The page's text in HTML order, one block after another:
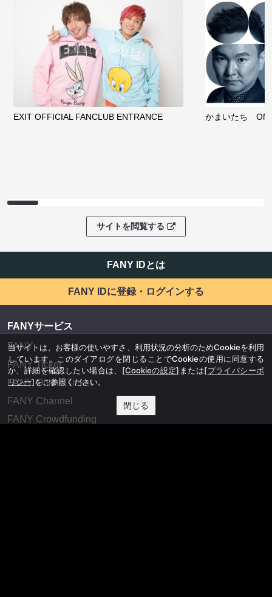
EXIT OFFICIAL FANCLUB ENTRANCE かまいたち
サイトを閲覧する
FANY IDとは
FANY IDに登録・ログインする
FANYサービス
FANY
FANY Ticket
FANY Online Ticket
FANY Channel
FANY Crowdfunding
当サイトは、お客様の使いやすさ、利用状況の分析のためCookieを利用
しています。このダイアログを閉じることでCookieの使用に同意する
か、詳細を確認したい場合は、 [Cookieの設定] または[プライバシーポ
リシー]をご参照ください。
閉じる